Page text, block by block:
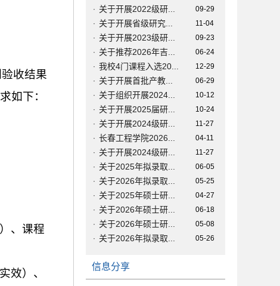
收结果
如下：
、课程
效）、
· 关于开展2022级研...
09-29
· 关于开展省级研究...
11-04
· 关于开展2023级研...
09-23
· 关于推荐2026年吉...
06-24
· 我校4门课程入选20...
12-29
· 关于开展首批产教...
06-29
· 关于组织开展2024...
10-12
· 关于开展2025届研...
10-24
· 关于开展2024级研...
11-27
· 长春工程学院2026...
04-11
· 关于开展2024级研...
11-27
· 关于2025年拟录取...
06-05
· 关于2026年拟录取...
05-25
· 关于2025年硕士研...
04-27
· 关于2026年硕士研...
06-18
· 关于2026年硕士研...
05-08
· 关于2026年拟录取... 05-26
信息分享